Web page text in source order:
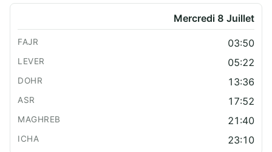
Mercredi 8 Juillet
03:50
05:22
13:36
17:52
21:40
23:10